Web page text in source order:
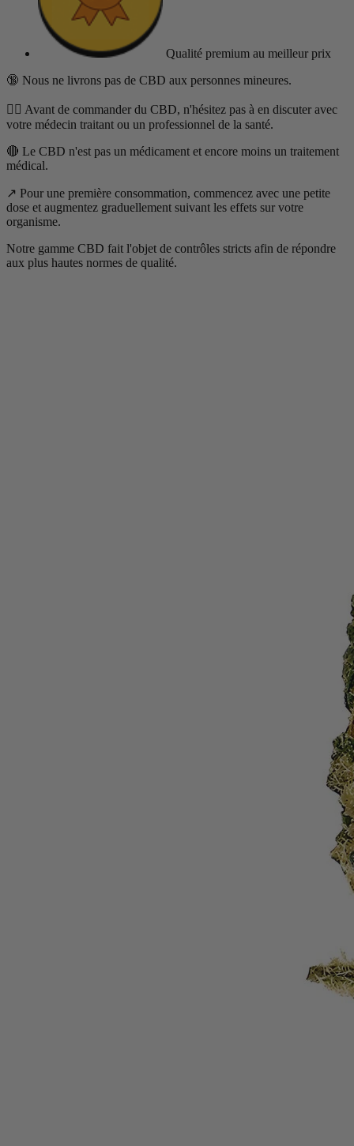
Qualité premium au meilleur prix
🔞 Nous ne livrons pas de CBD aux personnes mineures.
👨‍⚕️ Avant de commander du CBD, n'hésitez pas à en discuter avec
votre médecin traitant ou un professionnel de la santé.
🔴 Le CBD n'est pas un médicament et encore moins un traitement
médical.
↗️ Pour une première consommation, commencez avec une petite
dose et augmentez graduellement suivant les effets sur votre
organisme.
Notre gamme CBD fait l'objet de contrôles stricts afin de répondre
aux plus hautes normes de qualité.